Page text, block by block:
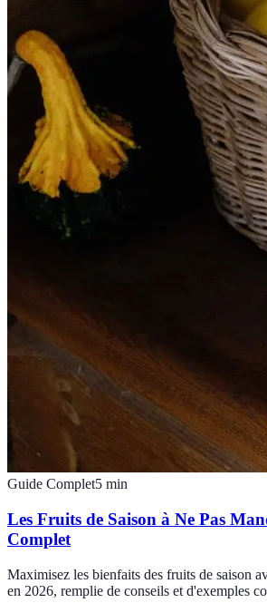
Guide Complet5 min
Les Fruits de Saison à Ne Pas
Complet
Maximisez les bienfaits des fruits de saison
en 2026, remplie de conseils et d'exemples